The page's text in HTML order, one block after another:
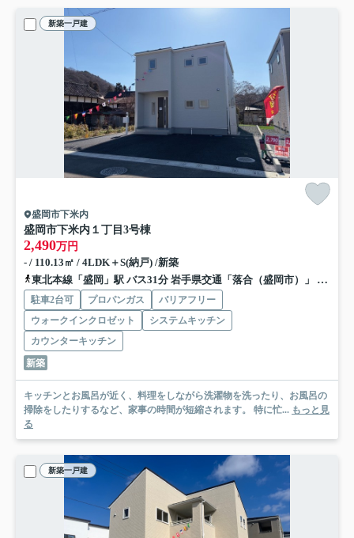
新築一戸建
盛岡市下米内
盛岡市下米内１丁目 3号棟
2,490万円
- / 110.13㎡ / 4LDK＋S(納戸) /新築
東北本線「盛岡」駅 バス31分 岩手県交通「落合（盛岡市）」 停歩3分
駐車2台可 プロパンガス
バリアフリー
ウォークインクロゼット
システムキッチン
カウンターキッチン
新築
キッチンとお風呂が近く、料理をしながら洗濯物を洗ったり、お風呂の
掃除をしたりするなど、家事の時間が短縮されます。 特に忙... もっと見
る
新築一戸建